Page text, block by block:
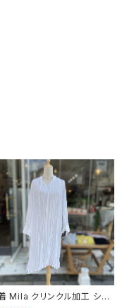
Mila クリンクル加工 シャ